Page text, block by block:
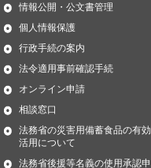
情報公開・公文書管理
個人情報保護
行政手続の案内
法令適用事前確認手続
オンライン申請
相談窓口
法務省の災害用備蓄食品の有効
活用について
法務省後援等名義の使用承認申